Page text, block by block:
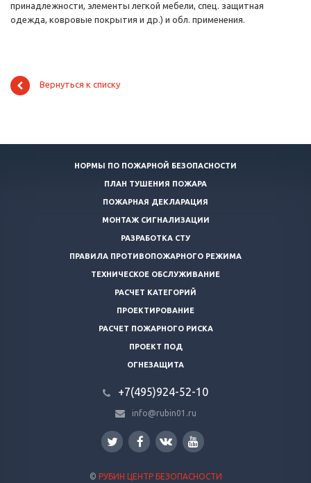
принадлежности, элементы легкой мебели, спец. защитная
одежда, ковровые покрытия и др.) и обл. применения.
Вернуться к списку
НОРМЫ ПО ПОЖАРНОЙ БЕЗОПАСНОСТИ
ПЛАН ТУШЕНИЯ ПОЖАРА
ПОЖАРНАЯ ДЕКЛАРАЦИЯ
МОНТАЖ СИГНАЛИЗАЦИИ
РАЗРАБОТКА СТУ
ПРАВИЛА ПРОТИВОПОЖАРНОГО РЕЖИМА
ТЕХНИЧЕСКОЕ ОБСЛУЖИВАНИЕ
РАСЧЕТ КАТЕГОРИЙ
ПРОЕКТИРОВАНИЕ
РАСЧЕТ ПОЖАРНОГО РИСКА
ПРОЕКТ ПОД
ОГНЕЗАЩИТА
+7(495)924-52-10
info@rubin01.ru
© РУБИН ЦЕНТР БЕЗОПАСНОСТИ